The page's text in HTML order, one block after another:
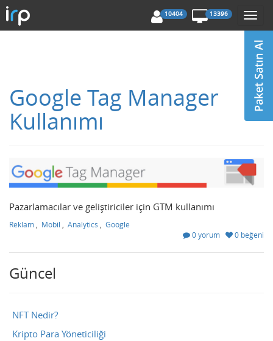
10404 13396
Google Tag Manager
Kullanımı
Pazarlamacılar ve geliştiriciler için GTM kullanımı
Reklam Mobil Analytics
Google
0 yorum
0 beğeni
Güncel
NFT Nedir?
Kripto Para Yöneticiliği